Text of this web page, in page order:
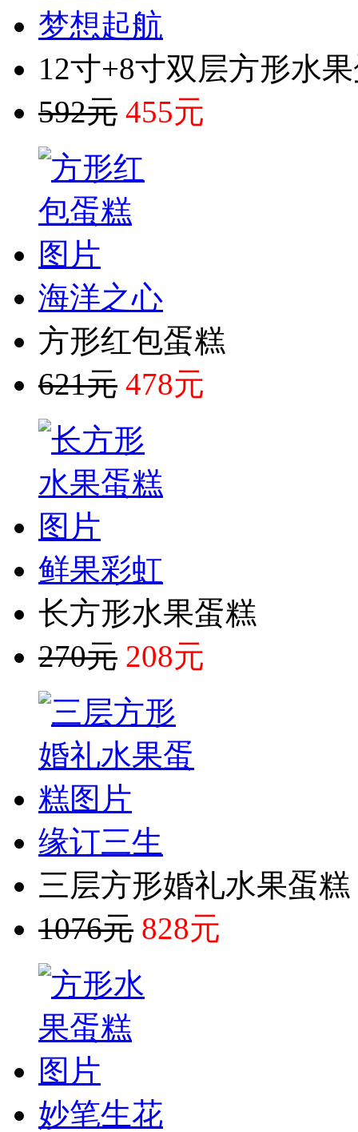
梦想起航
12寸+8寸双层方形水
592元 455元
海洋之心
方形红包蛋糕
621元 478元
鲜果彩虹
长方形水果蛋糕
270元 208元
缘订三生
三层方形婚礼水果蛋糕
1076元 828元
妙笔生花